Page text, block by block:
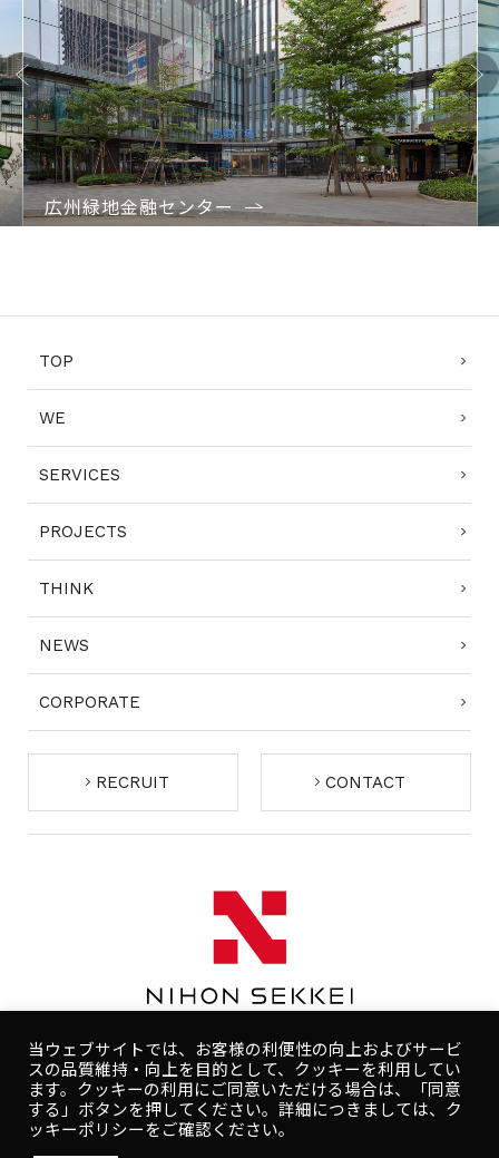
Previo
us
広州緑地金融センター
Next
TOP
WE
SERVICES
PROJECTS
THINK
NEWS
CORPORATE
RECRUIT CONTACT
コンプライアンスポリシー
プライバシーポリシー
当ウェブサイトでは、お客様の利便性の向上およびサービ
スの品質維持・向上を目的として、クッキーを利用してい
ます。クッキーの利用にご同意いただける場合は、「同意
する」ボタンを押してください。詳細につきましては、ク
ッキーポリシーをご確認ください。